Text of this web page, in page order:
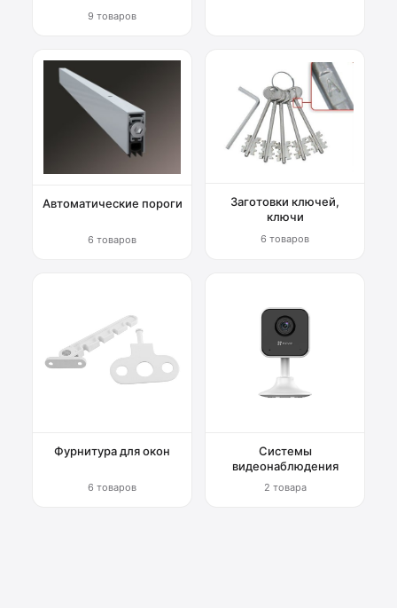
9 товаров
Автоматические пороги
6 товаров
Заготовки ключей,
ключи
6 товаров
Фурнитура для окон
6 товаров
Системы
видеонаблюдения
2 товара